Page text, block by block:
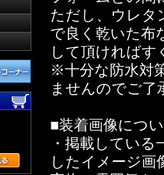
ただし、ウレタ
で良く乾いた布
して頂ければす
※十分な防水対
ませんのでご了
■装着画像につ
・掲載してい
したイメージ画